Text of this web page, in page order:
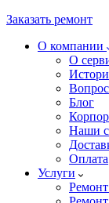
Заказать ремонт
О компании
О
Блог
Наши
Оплата
Услуги